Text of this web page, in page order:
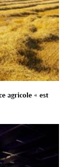
agricole « est